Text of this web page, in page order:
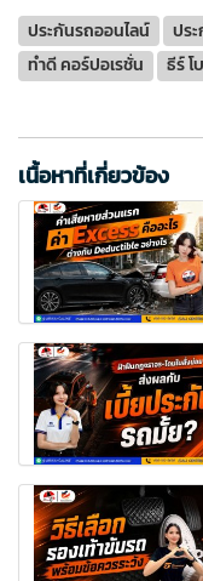
ประกันรถออนไลน์ ปร
ทำดี คอร์ปอเรชั่น
ธีร์ โ
เนื้อหาที่เกี่ยวข้อง